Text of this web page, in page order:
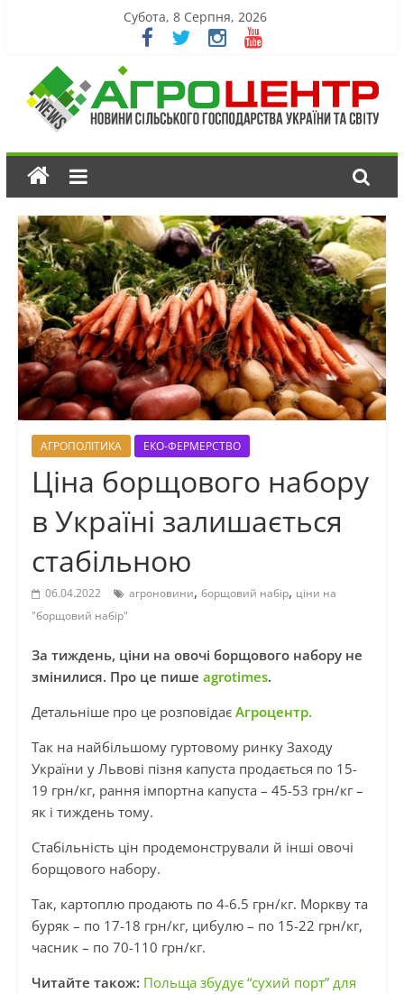
Субота, 8 Серпня, 2026
АГРОПОЛІТИКА ЕКО-ФЕРМЕРСТВО
Ціна борщового набору
в Україні залишається
стабільною
06.04.2022 агроновини, борщовий набір, ціни на
"борщовий набір"
За тиждень, ціни на овочі борщового набору не
змінилися. Про це пише agrotimes.
Детальніше про це розповідає Агроцентр.
Так на найбільшому гуртовому ринку Заходу
України у Львові пізня капуста продається по 15-
19 грн/кг, рання імпортна капуста – 45-53 грн/кг –
як і тиждень тому.
Стабільність цін продемонстрували й інші овочі
борщового набору.
Так, картоплю продають по 4-6.5 грн/кг. Моркву та
буряк – по 17-18 грн/кг, цибулю – по 15-22 грн/кг,
часник – по 70-110 грн/кг.
Читайте також: Польща збудує “сухий порт” для